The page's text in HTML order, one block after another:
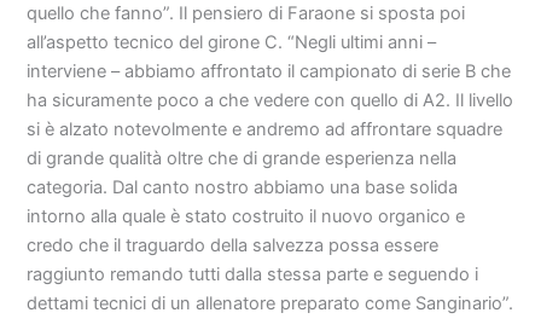
quello che fanno”. Il pensiero di Faraone si sposta poi
all’aspetto tecnico del girone C. “Negli ultimi anni –
interviene – abbiamo affrontato il campionato di serie B che
ha sicuramente poco a che vedere con quello di A2. Il livello
si è alzato notevolmente e andremo ad affrontare squadre
di grande qualità oltre che di grande esperienza nella
categoria. Dal canto nostro abbiamo una base solida
intorno alla quale è stato costruito il nuovo organico e
credo che il traguardo della salvezza possa essere
raggiunto remando tutti dalla stessa parte e seguendo i
dettami tecnici di un allenatore preparato come Sanginario”.